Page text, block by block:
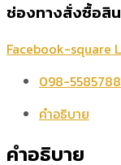
ช่องทางสั่งซื้อสิ
Facebook-square
098-5585788
คำอธิบาย
คำอธิบาย